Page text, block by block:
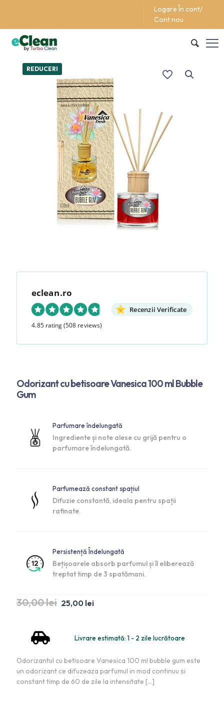
Logare În cont/
Cont nou
REDUCERI
eclean.ro
Recenzii Verificate
4.85 rating(508 reviews)
Odorizant cu betisoare Vanesica 100 ml Bubble
Gum
Parfumare îndelungată
Ingrediente și note alese cu grijă pentru o
parfumare îndelungată.
Parfumează constant spațiul
Difuzie constantă, ideala pentru spații
rafinate.
Persistență Îndelungată
Bețișoarele absorb parfumul și îl eliberează
treptat timp de 3 spatămani.
30,00lei 25,00 lei
Livrare estimată: 1 - 2 zile lucrătoare
Odorizantul cu betisoare Vanesica 100 ml bubble gum este
un odorizant ce difuzeaza parfumul in mod continuu si
constant timp de 60 de zile la intensitate […]